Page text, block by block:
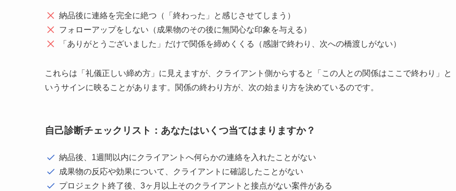
納品後に連絡を完全に絶つ（「終わった」と感じさせてしまう）
フォローアップをしない（成果物のその後に無関心な印象を与える）
「ありがとうございました」だけで関係を締めくくる（感謝で終わり、次への橋渡しがない）
これらは「礼儀正しい締め方」に見えますが、クライアント側からすると「この人との関係はここで終わり」と
いうサインに映ることがあります。関係の終わり方が、次の始まり方を決めているのです。
自己診断チェックリスト：あなたはいくつ当てはまりますか？
納品後、1週間以内にクライアントへ何らかの連絡を入れたことがない
成果物の反応や効果について、クライアントに確認したことがない
プロジェクト終了後、3ヶ月以上そのクライアントと接点がない案件がある